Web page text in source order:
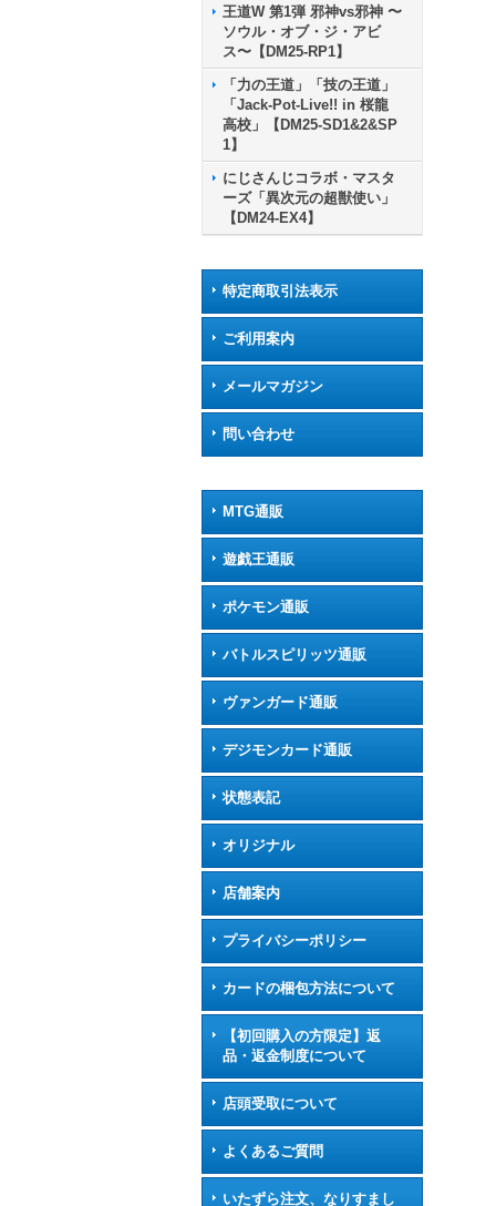
王道W 第1弾 邪神vs邪神 〜
ソウル・オブ・ジ・アビ
ス〜【DM25-RP1】
「力の王道」「技の王道」
「Jack-Pot-Live!! in 桜龍
高校」【DM25-SD1&2&SP
1】
にじさんじコラボ・マスタ
ーズ「異次元の超獣使い」
【DM24-EX4】
特定商取引法表示
ご利用案内
メールマガジン
問い合わせ
MTG通販
遊戯王通販
ポケモン通販
バトルスピリッツ通販
ヴァンガード通販
デジモンカード通販
状態表記
オリジナル
店舗案内
プライバシーポリシー
カードの梱包方法について
【初回購入の方限定】返
品・返金制度について
店頭受取について
よくあるご質問
いたずら注文、なりすまし